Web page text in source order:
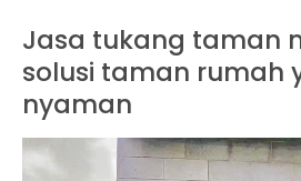
Jasa tukang taman
solusi taman rumah
nyaman